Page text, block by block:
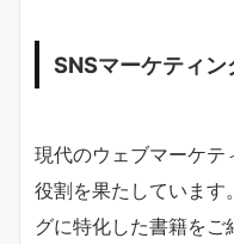
SNSマーケティ
現代のウェブマーケテ
役割を果たしています
グに特化した書籍をご